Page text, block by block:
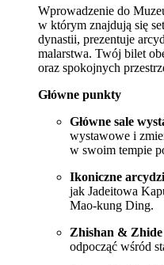
Wprowadzenie do
w którym znajdują się
dynastii, prezentuje
malarstwa. Twój bilet
oraz spokojnych
Główne punkty
Główne sale
wystawowe i
w swoim tempie
Ikoniczne
jak Jadeitowa
Mao-kung Ding.
Zhishan &
odpocząć wśród